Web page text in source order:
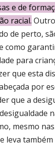
e de
racial.
de perto,
como
para
que esta
por
que a
mesmo
leva também